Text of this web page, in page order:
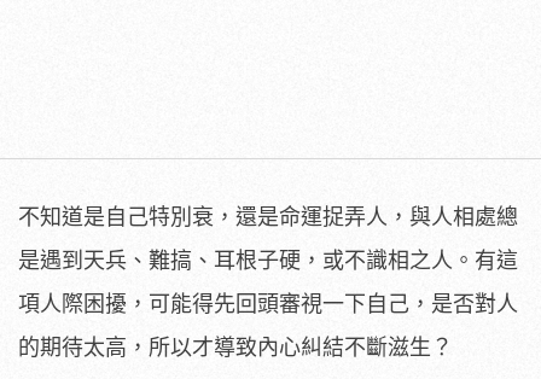
不知道是自己特別衰，還是命運捉弄人，與人相處總
是遇到天兵、難搞、耳根子硬，或不識相之人。有這
項人際困擾，可能得先回頭審視一下自己，是否對人
的期待太高，所以才導致內心糾結不斷滋生？